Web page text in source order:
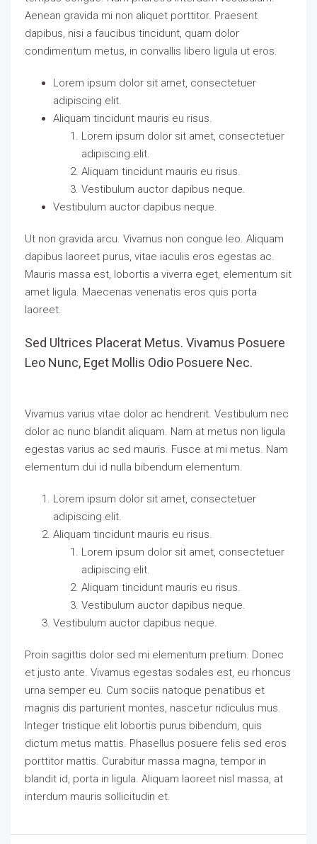
Aenean gravida mi non aliquet porttitor. Praesent
dapibus, nisi a faucibus tincidunt, quam dolor
condimentum metus, in convallis libero ligula ut eros.
Lorem ipsum dolor sit amet, consectetuer
adipiscing elit.
Aliquam tincidunt mauris eu risus.
Lorem ipsum dolor sit amet, consectetuer
adipiscing elit.
Aliquam tincidunt mauris eu risus.
Vestibulum auctor dapibus neque.
Vestibulum auctor dapibus neque.
Ut non gravida arcu. Vivamus non congue leo. Aliquam
dapibus laoreet purus, vitae iaculis eros egestas ac.
Mauris massa est, lobortis a viverra eget, elementum sit
amet ligula. Maecenas venenatis eros quis porta
laoreet.
Sed Ultrices Placerat Metus. Vivamus Posuere
Leo Nunc, Eget Mollis Odio Posuere Nec.
Vivamus varius vitae dolor ac hendrerit. Vestibulum nec
dolor ac nunc blandit aliquam. Nam at metus non ligula
egestas varius ac sed mauris. Fusce at mi metus. Nam
elementum dui id nulla bibendum elementum.
Lorem ipsum dolor sit amet, consectetuer
adipiscing elit.
Aliquam tincidunt mauris eu risus.
Lorem ipsum dolor sit amet, consectetuer
adipiscing elit.
Aliquam tincidunt mauris eu risus.
Vestibulum auctor dapibus neque.
Vestibulum auctor dapibus neque.
Proin sagittis dolor sed mi elementum pretium. Donec
et justo ante. Vivamus egestas sodales est, eu rhoncus
urna semper eu. Cum sociis natoque penatibus et
magnis dis parturient montes, nascetur ridiculus mus.
Integer tristique elit lobortis purus bibendum, quis
dictum metus mattis. Phasellus posuere felis sed eros
porttitor mattis. Curabitur massa magna, tempor in
blandit id, porta in ligula. Aliquam laoreet nisl massa, at
interdum mauris sollicitudin et.